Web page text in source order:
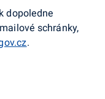
dopoledne
mailové schránky,
.